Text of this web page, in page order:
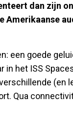
dan zijn
Amerikaanse
een goede
in het ISS
(en
Qua